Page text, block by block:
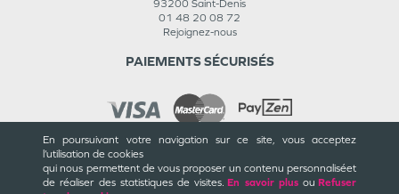
En poursuivant votre navigation sur ce site, vous acceptez
l’utilisation de cookies
qui nous permettent de vous proposer un contenu personnaliséet
de réaliser des statistiques de visites. En savoir plusou Refuser
93200 Saint-Denis
01 48 20 08 72
Rejoignez-nous
CGU / CGV
PAIEMENTS SÉCURISÉS